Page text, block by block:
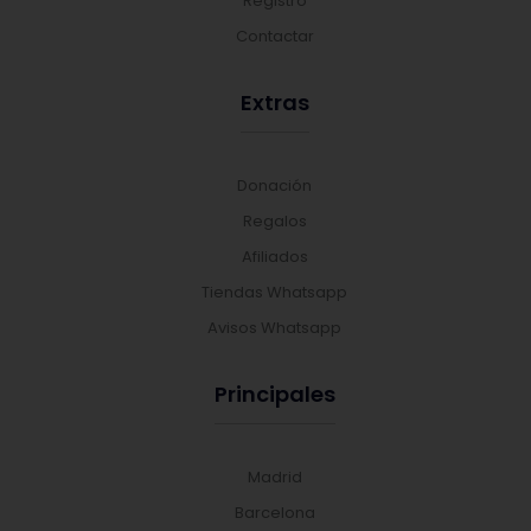
Contactar
Extras
Donación
Regalos
Afiliados
Tiendas Whatsapp
Avisos Whatsapp
Principales
Madrid
Barcelona